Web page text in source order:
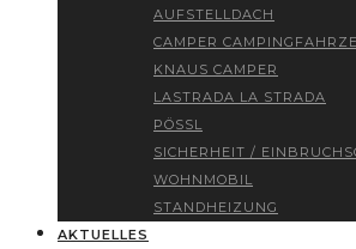
AUFSTELLDACH
CAMPER
KNAUS CAMPER
LASTRADA LA STRADA
PÖSSL
SICHERHEIT /
WOHNMOBIL
STANDHEIZUNG
AKTUELLES